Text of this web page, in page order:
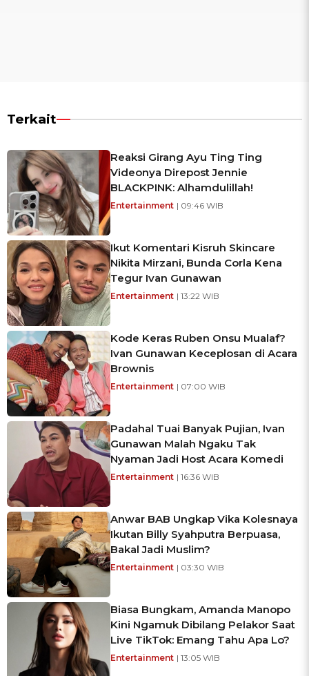
Terkait
Reaksi Girang Ayu Ting Ting
Videonya Direpost Jennie
BLACKPINK: Alhamdulillah!
Entertainment | 09:46 WIB
Ikut Komentari Kisruh Skincare
Nikita Mirzani, Bunda Corla Kena
Tegur Ivan Gunawan
Entertainment | 13:22 WIB
Kode Keras Ruben Onsu Mualaf?
Ivan Gunawan Keceplosan di Acara
Brownis
Entertainment | 07:00 WIB
Padahal Tuai Banyak Pujian, Ivan
Gunawan Malah Ngaku Tak
Nyaman Jadi Host Acara Komedi
Entertainment | 16:36 WIB
Anwar BAB Ungkap Vika Kolesnaya
Ikutan Billy Syahputra Berpuasa,
Bakal Jadi Muslim?
Entertainment | 03:30 WIB
Biasa Bungkam, Amanda Manopo
Kini Ngamuk Dibilang Pelakor Saat
Live TikTok: Emang Tahu Apa Lo?
Entertainment | 13:05 WIB